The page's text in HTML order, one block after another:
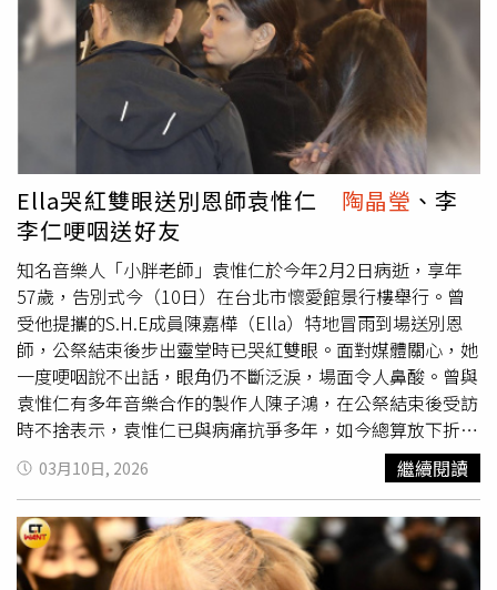
送別袁惟仁。（圖／侯世駿攝）談到袁惟仁的家人，張宇也
暖心喊話，希望小胖能放心，「孩子們現在都長大成人，可
以自力更生了，但只要有任何問題，一通電話過來，我們大
家都會想辦法協助」。他強調，朋友們的幫助不只是金錢上
的支持，也包括工作或人生上的建議，「這些叔叔阿姨伯伯
們，應該都可以給他們一些很好的建議」。張宇也回憶，過
去好友們曾發起「幕後狀況」計畫提供支援，雖然細節已經
有些模糊，但印象中是在袁惟仁第二次跌倒之後，大家才開
始籌劃相關協助。另一位多年摯友巫啟賢則以宗教信仰互相
勉勵，他表示兩人同為「主內弟兄」，相信未來終會再相
見，「有一天在天堂再會，再一起玩音樂」。惟仁前妻陸元
琪在陶晶瑩陪伴下離開。（圖／侯世駿攝）此外，袁惟仁前
妻陸元琪於殯葬彌撒開始約一小時後低調現身靈堂，之前她
曾發文說被阻擋不能來告別式，被問為何今仍前來？一旁陶
晶瑩則說：「這人之常情啊，一定要來送小胖的。」陸元琪
則表示很多事不方便在現場說，同時也誇兩個小孩這陣子都
很辛苦也很懂事。
Ella哭紅雙眼送別恩師袁惟仁 陶晶瑩 、李
李仁哽咽送好友
知名音樂人「小胖老師」袁惟仁於今年2月2日病逝，享年
57歲，告別式今（10日）在台北市懷愛館景行樓舉行。曾
受他提攜的S.H.E成員陳嘉樺（Ella）特地冒雨到場送別恩
師，公祭結束後步出靈堂時已哭紅雙眼。面對媒體關心，她
一度哽咽說不出話，眼角仍不斷泛淚，場面令人鼻酸。曾與
袁惟仁有多年音樂合作的製作人陳子鴻，在公祭結束後受訪
時不捨表示，袁惟仁已與病痛抗爭多年，如今總算放下折
磨。他也感性向好友喊話：「下輩子再一起玩音樂。」一句
話道盡兩人深厚情誼。陳子鴻、
與李李仁夫婦也身穿
黑衣到場弔唁。（圖／侯世駿攝）此外，陶晶瑩與李李仁夫
婦也身穿黑衣到場弔唁。事後陶晶瑩哽咽受訪表示：「小胖
是很有才華的音樂人，是很討厭又可愛的朋友，希望他安
03月10日, 2026 繼續閱讀